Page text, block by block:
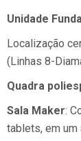
Unidade
Localização
(Linhas 8-
Quadra
Sala Maker:
tablets, em